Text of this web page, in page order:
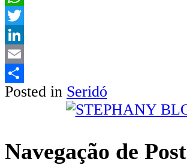
WhatsApp
Twitter
LinkedIn
Email
Share
Posted in Seridó
Navegação de Post